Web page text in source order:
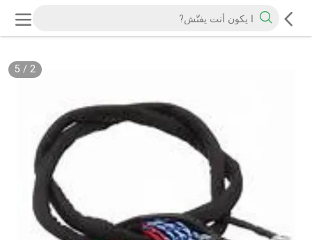
2
/
5